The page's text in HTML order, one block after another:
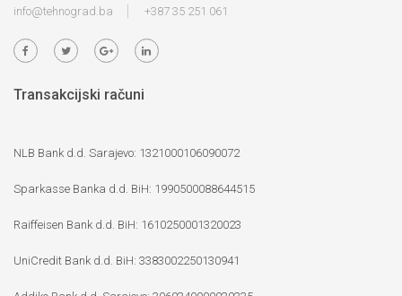
info@tehnograd.ba
+387 35 251 061
Transakcijski računi
NLB Bank d.d. Sarajevo: 1321000106090072
Sparkasse Banka d.d. BiH: 1990500088644515
Raiffeisen Bank d.d. BiH: 1610250001320023
UniCredit Bank d.d. BiH: 3383002250130941